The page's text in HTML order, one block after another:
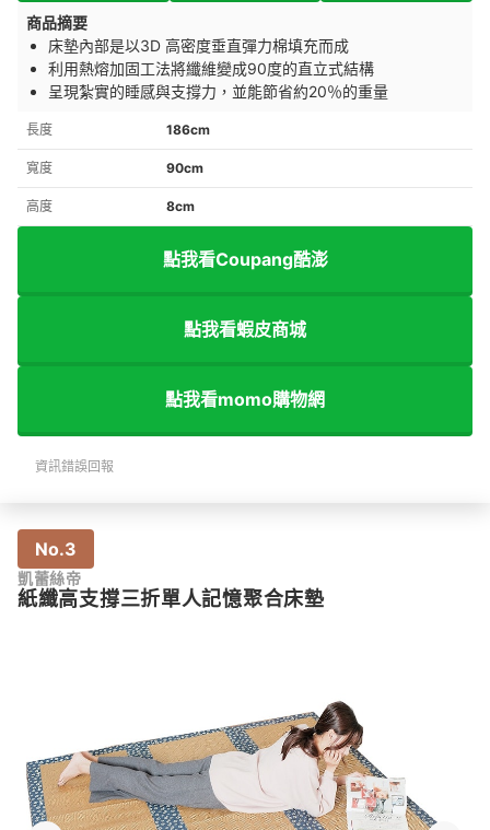
商品摘要
床墊內部是以3D 高密度垂直彈力棉填充而成
利用熱熔加固工法將纖維變成90度的直立式結構
呈現紮實的睡感與支撐力，並能節省約20％的重量
長度 186cm
寬度 90cm
高度 8cm
點我看Coupang酷澎
點我看蝦皮商城
點我看momo購物網
資訊錯誤回報
No.3
凱蕾絲帝
紙纖高支撐三折單人記憶聚合床墊